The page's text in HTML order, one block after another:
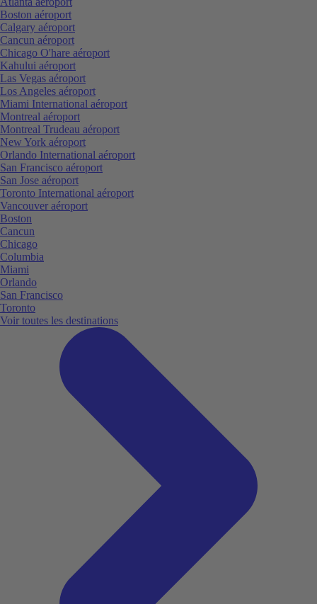
Boston aéroport
Calgary aéroport
Cancun aéroport
Chicago O'hare aéroport
Kahului aéroport
Las Vegas aéroport
Los Angeles aéroport
Miami International aéroport
Montreal aéroport
Montreal Trudeau aéroport
New York aéroport
Orlando International aéroport
San Francisco aéroport
San Jose aéroport
Toronto International aéroport
Vancouver aéroport
Boston
Cancun
Chicago
Columbia
Miami
Orlando
San Francisco
Toronto
Voir toutes les destinations